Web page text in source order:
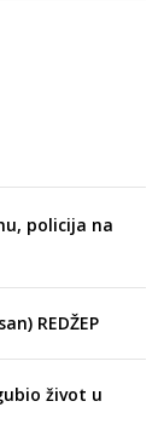
policija na
REDŽEP
život u